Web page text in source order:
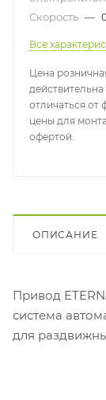
Скорость —
Все
Цена
отличаться
цены для
офертой.
ОПИСАНИЕ
Привод
система
для